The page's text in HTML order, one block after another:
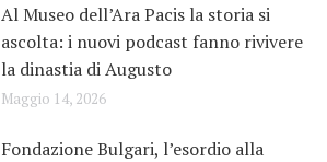
Al Museo dell’Ara Pacis la storia si
ascolta: i nuovi podcast fanno rivivere
la dinastia di Augusto
Maggio 14, 2026
Fondazione Bulgari, l’esordio alla